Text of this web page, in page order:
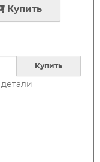
Купить
Купить